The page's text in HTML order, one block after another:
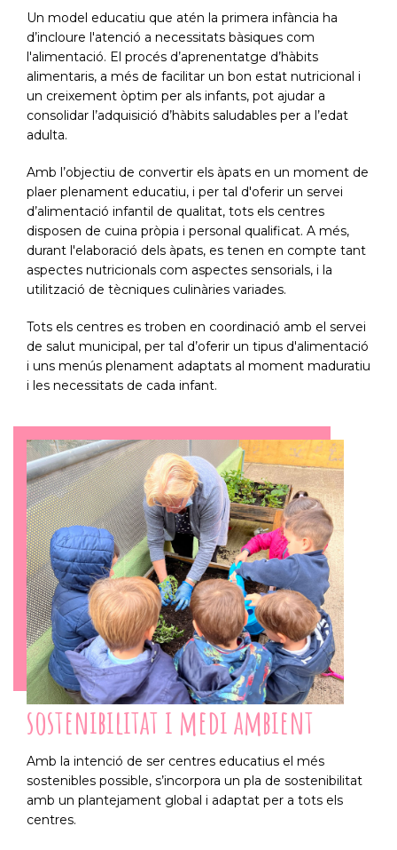
Un model educatiu que atén la primera infància ha
d’incloure l'atenció a necessitats bàsiques com
l'alimentació. El procés d’aprenentatge d’hàbits
alimentaris, a més de facilitar un bon estat nutricional i
un creixement òptim per als infants, pot ajudar a
consolidar l’adquisició d’hàbits saludables per a l’edat
adulta.
Amb l’objectiu de convertir els àpats en un moment de
plaer plenament educatiu, i per tal d'oferir un servei
d’alimentació infantil de qualitat, tots els centres
disposen de cuina pròpia i personal qualificat. A més,
durant l'elaboració dels àpats, es tenen en compte tant
aspectes nutricionals com aspectes sensorials, i la
utilització de tècniques culinàries variades.
Tots els centres es troben en coordinació amb el servei
de salut municipal, per tal d’oferir un tipus d'alimentació
i uns menús plenament adaptats al moment maduratiu
i les necessitats de cada infant.
sostenibilitat i medi ambient
Amb la intenció de ser centres educatius el més
sostenibles possible, s’incorpora un pla de sostenibilitat
amb un plantejament global i adaptat per a tots els
centres.